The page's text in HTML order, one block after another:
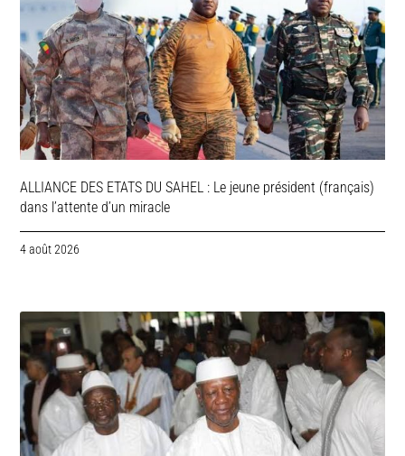
ALLIANCE DES ETATS DU SAHEL : Le jeune président (français)
dans l’attente d’un miracle
4 août 2026